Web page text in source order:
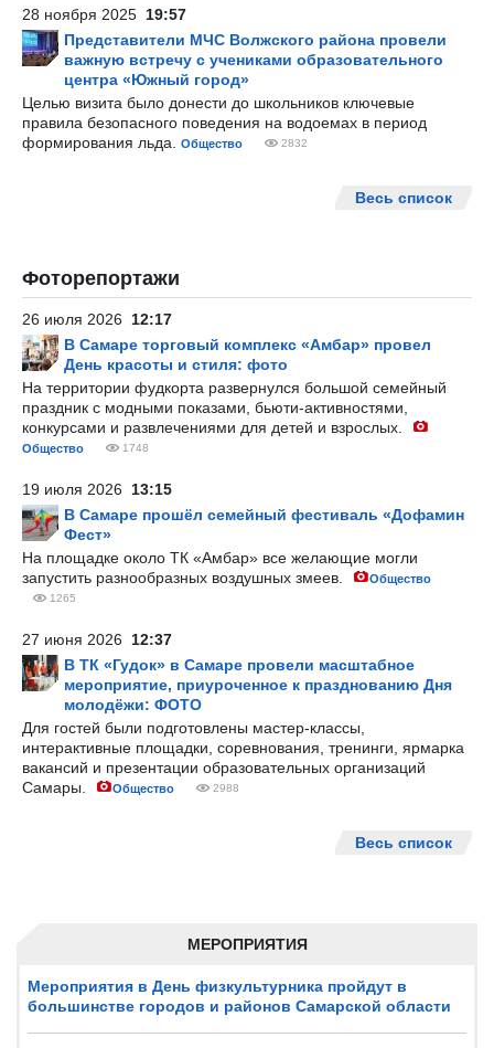
МЕРОПРИЯТИЯ
Мероприятия в День физкультурника пройдут в
большинстве городов и районов Самарской области
28 ноября 2025 19:57
Представители МЧС Волжского района провели
важную встречу с учениками образовательного
центра «Южный город»
Целью визита было донести до школьников ключевые
правила безопасного поведения на водоемах в период
формирования льда.
Общество 2832
Весь список
Фоторепортажи
26 июля 2026 12:17
В Самаре торговый комплекс «Амбар» провел
День красоты и стиля: фото
На территории фудкорта развернулся большой семейный
праздник с модными показами, бьюти-активностями,
конкурсами и развлечениями для детей и взрослых.
Общество 1748
19 июля 2026 13:15
В Самаре прошёл семейный фестиваль «Дофамин
Фест»
На площадке около ТК «Амбар» все желающие могли
запустить разнообразных воздушных змеев.
Общество
1265
27 июня 2026 12:37
В ТК «Гудок» в Самаре провели масштабное
мероприятие, приуроченное к празднованию Дня
молодёжи: ФОТО
Для гостей были подготовлены мастер-классы,
интерактивные площадки, соревнования, тренинги, ярмарка
вакансий и презентации образовательных организаций
Самары.
Общество 2988
Весь список